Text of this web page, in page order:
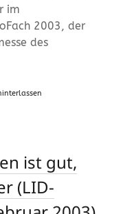
im
2003, der
des
ist gut,
(LID-